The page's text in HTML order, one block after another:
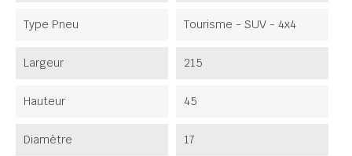
Type Pneu Tourisme - SUV - 4x4
Largeur 215
Hauteur 45
Diamètre 17